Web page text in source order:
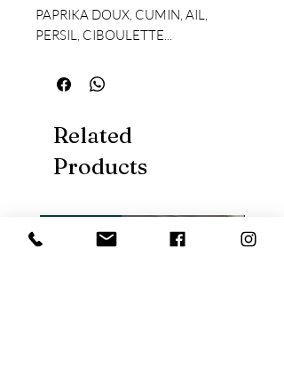
PAPRIKA DOUX, CUMIN, AIL,
PERSIL, CIBOULETTE...
Related
Products